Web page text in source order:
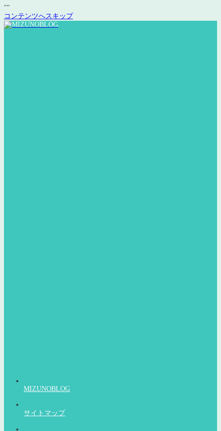
""
コンテンツへスキップ
MIZUNOBLOG
サイトマップ